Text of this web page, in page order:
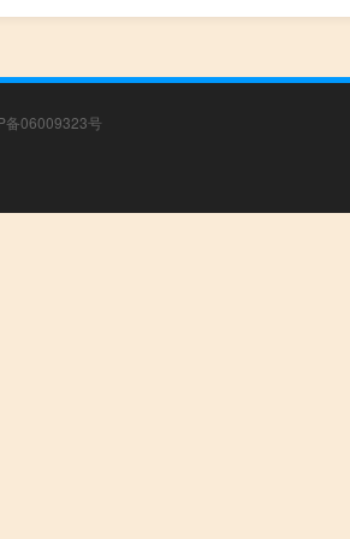
备06009323号